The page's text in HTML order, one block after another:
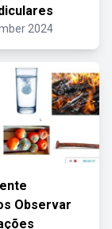
2024
Observar